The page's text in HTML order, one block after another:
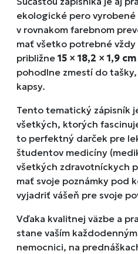
ekologické pero
v rovnakom farebnom
mať všetko potrebné vždy
približne 15 × 18,2 × 1,9 cm
pohodlne zmestí do
kapsy.
Tento tematický zápisník
všetkých, ktorých
to perfektný darček pre
študentov medicíny
všetkých zdravotníckych
mať svoje poznámky pod
vyjadriť vášeň pre svoje
Vďaka kvalitnej väzbe a
stane vaším
nemocnici, na